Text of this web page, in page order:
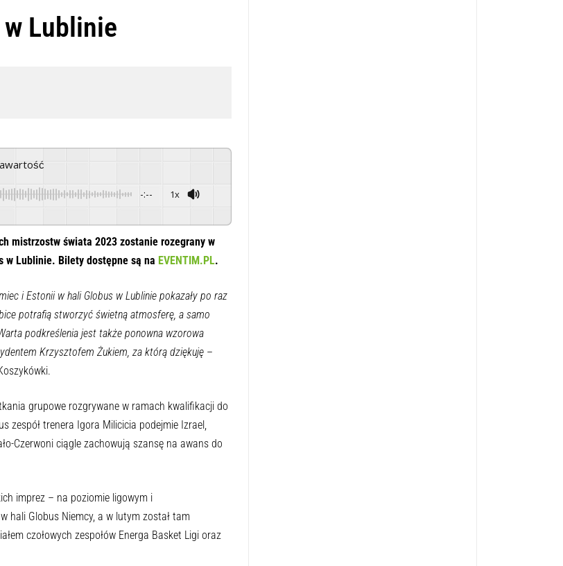
Lublinie
-:-- 1x
mistrzostw świata 2023 zostanie rozegrany w
w Lublinie. Bilety dostępne są na EVENTIM.PL.
i Estonii w hali Globus w Lublinie pokazały po raz
potrafią stworzyć świetną atmosferę, a samo
podkreślenia jest także ponowna wzorowa
Krzysztofem Żukiem, za którą dziękuję–
grupowe rozgrywane w ramach kwalifikacji do
zespół trenera Igora Milicicia podejmie Izrael,
Czerwoni ciągle zachowują szansę na awans do
imprez – na poziomie ligowym i
hali Globus Niemcy, a w lutym został tam
czołowych zespołów Energa Basket Ligi oraz